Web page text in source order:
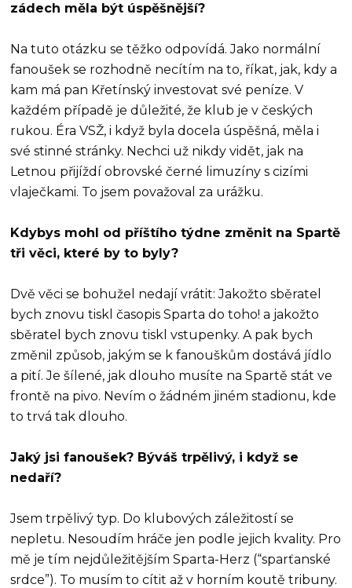
zádech měla být úspěšnější?
Na tuto otázku se těžko odpovídá. Jako normální
fanoušek se rozhodně necítím na to, říkat, jak, kdy a
kam má pan Křetínský investovat své peníze. V
každém případě je důležité, že klub je v českých
rukou. Éra VSŽ, i když byla docela úspěšná, měla i
své stinné stránky. Nechci už nikdy vidět, jak na
Letnou přijíždí obrovské černé limuzíny s cizími
vlaječkami. To jsem považoval za urážku.
Kdybys mohl od příštího týdne změnit na Spartě
tři věci, které by to byly?
Dvě věci se bohužel nedají vrátit: Jakožto sběratel
bych znovu tiskl časopis Sparta do toho! a jakožto
sběratel bych znovu tiskl vstupenky. A pak bych
změnil způsob, jakým se k fanouškům dostává jídlo
a pití. Je šílené, jak dlouho musíte na Spartě stát ve
frontě na pivo. Nevím o žádném jiném stadionu, kde
to trvá tak dlouho.
Jaký jsi fanoušek? Býváš trpělivý, i když se
nedaří?
Jsem trpělivý typ. Do klubových záležitostí se
nepletu. Nesoudím hráče jen podle jejich kvality. Pro
mě je tím nejdůležitějším Sparta-Herz (“sparťanské
srdce”). To musím to cítit až v horním koutě tribuny.